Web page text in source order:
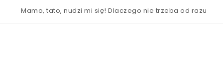
Mamo, tato, nudzi mi się! Dlaczego nie trzeba od razu